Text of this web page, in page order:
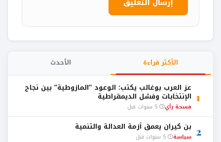
الأكثر قراءة الأحدث
1
عز العرب بوغالب يكتب: الوعود “المازوطية” بين نجاح
الإنتخابات وفشل الديمقراطية
فسحة رأي
2 بن كيران يعمق أزمة العدالة والتنمية
سياسة